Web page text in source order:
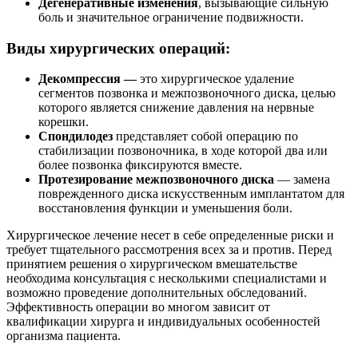
Дегенеративные изменения, вызывающие сильную
боль и значительное ограничение подвижности.
Виды хирургических операций:
Декомпрессия —это хирургическое удаление
сегментов позвонка и межпозвоночного диска, целью
которого является снижение давления на нервные
корешки.
Спондилодез представляет собой операцию по
стабилизации позвоночника, в ходе которой два или
более позвонка фиксируются вместе.
Протезирование межпозвоночного диска — замена
поврежденного диска искусственным имплантатом для
восстановления функции и уменьшения боли.
Хирургическое лечение несет в себе определенные риски и
требует тщательного рассмотрения всех за и против. Перед
принятием решения о хирургическом вмешательстве
необходима консультация с несколькими специалистами и
возможно проведение дополнительных обследований.
Эффективность операции во многом зависит от
квалификации хирурга и индивидуальных особенностей
организма пациента.